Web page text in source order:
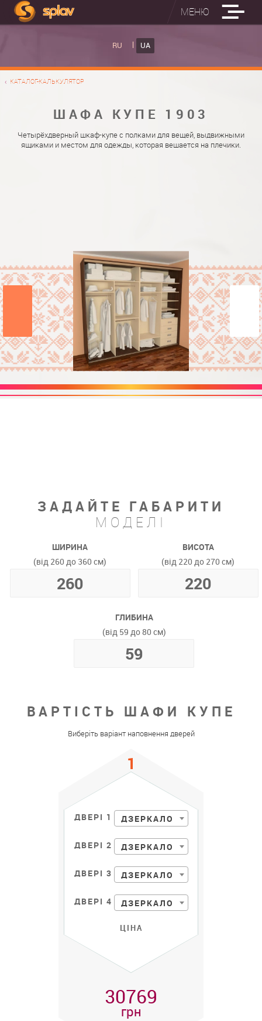
МЕНЮ
RU UA
КАТАЛОГ-КАЛЬКУЛЯТОР
ШАФА КУПЕ 1903
Четырёхдверный шкаф-купе с полками для вещей, выдвижными
ящиками и местом для одежды, которая вешается на плечики.
ЗАДАЙТЕ ГАБАРИТИ
МОДЕЛІ
ШИРИНА
(від 260 до 360 см)
ВИСОТА
(від 220 до 270 см)
ГЛИБИНА
(від 59 до 80 см)
ВАРТІСТЬ ШАФИ КУПЕ
Виберіть варіант наповнення дверей
ДВЕРІ 1 ДЗЕРКАЛО
ДВЕРІ 2 ДЗЕРКАЛО
ДВЕРІ 3 ДЗЕРКАЛО
ДВЕРІ 4 ДЗЕРКАЛО
ЦІНА
30769
грн
ВБУДОВАНІ ПРАСУВАЛЬНІ ДОШКИ
НАСТІННА ПРАСУВАЛЬНА ДОШКА "РУСАЛКА"
ФОТО ШАФ КУПЕ
МАТЕРІАЛИ
ФУРНІТУРА
ПРО НАС